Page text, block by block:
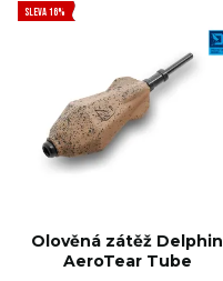
SLEVA 16%
Olověná zátěž Delphin
AeroTear Tube